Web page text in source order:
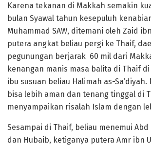
Karena tekanan di Makkah semakin
bulan Syawal tahun kesepuluh
Muhammad SAW, ditemani oleh Zaid
putera angkat beliau pergi ke Thaif,
pegunungan berjarak 60 mil dari
kenangan manis masa balita di Thaif
ibu susuan beliau Halimah as-
bisa lebih aman dan tenang tinggal di
menyampaikan risalah Islam dengan
Sesampai di Thaif, beliau menemui Abd
dan Hubaib, ketiganya putera Amr ibn